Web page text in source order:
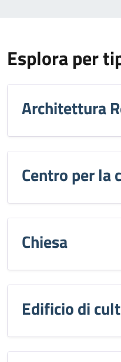
Esplora per
Architettura
Centro per la
Chiesa
Edificio di